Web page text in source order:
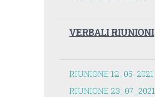
VERBALI RIUNIONI
RIUNIONE 12_05_2021
RIUNIONE 23_07_2021